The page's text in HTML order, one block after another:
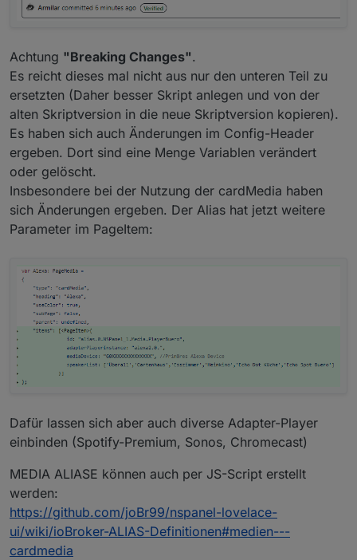
Achtung "Breaking Changes".
Es reicht dieses mal nicht aus nur den unteren Teil zu
ersetzten (Daher besser Skript anlegen und von der
alten Skriptversion in die neue Skriptversion kopieren).
Es haben sich auch Änderungen im Config-Header
ergeben. Dort sind eine Menge Variablen verändert
oder gelöscht.
Insbesondere bei der Nutzung der cardMedia haben
sich Änderungen ergeben. Der Alias hat jetzt weitere
Parameter im PageItem:
Dafür lassen sich aber auch diverse Adapter-Player
einbinden (Spotify-Premium, Sonos, Chromecast)
MEDIA ALIASE können auch per JS-Script erstellt
werden:
https://github.com/joBr99/nspanel-lovelace-
ui/wiki/ioBroker-ALIAS-Definitionen#medien---
cardmedia